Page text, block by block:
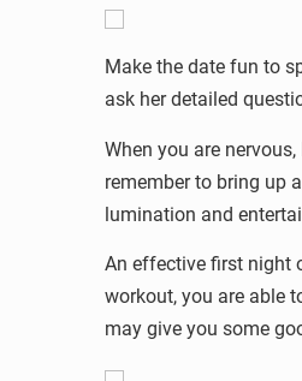
Make the date fun to
ask her detailed
When you are
remember to bring up
lumination and
An effective first night
workout, you are able
may give you some